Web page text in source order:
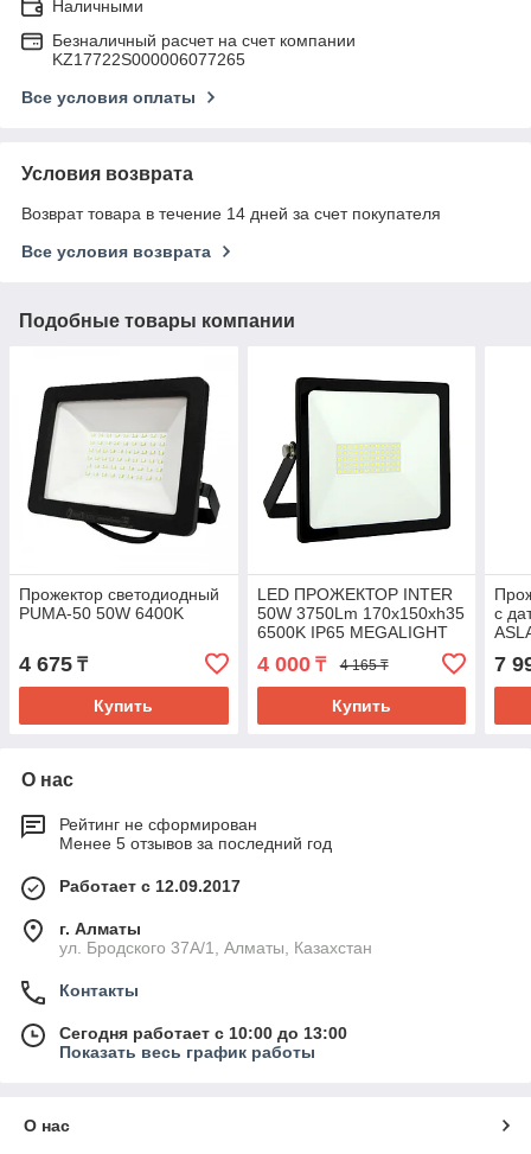
Наличными
Безналичный расчет на счет компании
KZ17722S000006077265
Все условия оплаты
Условия возврата
Возврат товара в течение 14 дней за счет покупателя
Все условия возврата
Подобные товары компании
Прожектор светодиодный
PUMA-50 50W 6400K
4 675 ₸
Купить
LED ПРОЖЕКТОР INTER
50W 3750Lm 170x150xh35
6500K IP65 MEGALIGHT
4 000₸ 4 165 ₸
Купить
с
7
О нас
Рейтинг не сформирован
Менее 5 отзывов за последний год
Работает с 12.09.2017
г. Алматы
ул. Бродского 37А/1, Алматы, Казахстан
Контакты
Сегодня работает с 10:00 до 13:00
Показать весь график работы
О нас